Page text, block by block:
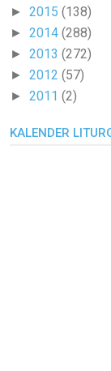
► 2015 (138)
► 2014 (288)
► 2013 (272)
► 2012 (57)
► 2011 (2)
KALENDER